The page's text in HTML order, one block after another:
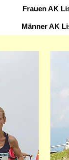
Frauen AK
Männer AK